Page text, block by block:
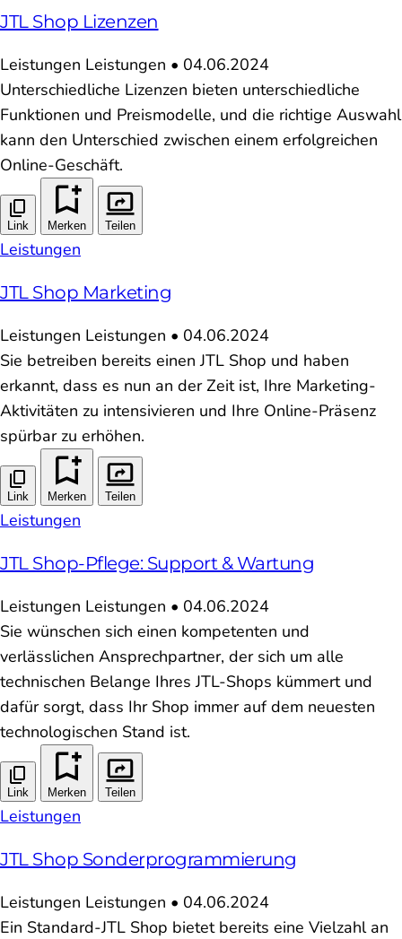
JTL Shop Lizenzen
Leistungen Leistungen • 04.06.2024
Unterschiedliche Lizenzen bieten unterschiedliche
Funktionen und Preismodelle, und die richtige Auswahl
kann den Unterschied zwischen einem erfolgreichen
Online-Geschäft.
Link Merken Teilen
Leistungen
JTL Shop Marketing
Leistungen Leistungen • 04.06.2024
Sie betreiben bereits einen JTL Shop und haben
erkannt, dass es nun an der Zeit ist, Ihre Marketing-
Aktivitäten zu intensivieren und Ihre Online-Präsenz
spürbar zu erhöhen.
Link Merken Teilen
Leistungen
JTL Shop-Pflege: Support & Wartung
Leistungen Leistungen • 04.06.2024
Sie wünschen sich einen kompetenten und
verlässlichen Ansprechpartner, der sich um alle
technischen Belange Ihres JTL-Shops kümmert und
dafür sorgt, dass Ihr Shop immer auf dem neuesten
technologischen Stand ist.
Link Merken Teilen
Leistungen
JTL Shop Sonderprogrammierung
Leistungen Leistungen • 04.06.2024
Ein Standard-JTL Shop bietet bereits eine Vielzahl an